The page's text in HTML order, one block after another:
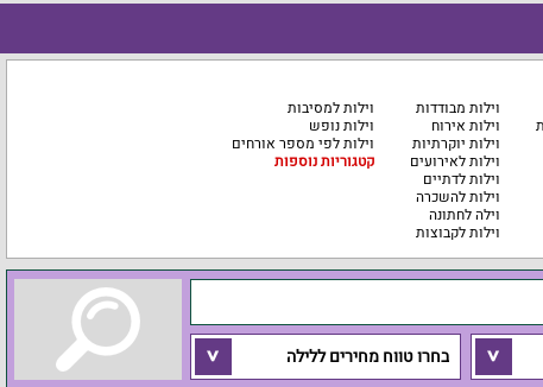
וילות מבודדות
וילות אירוח
וילות יוקרתיות
וילות לאירועים
וילות לדתיים
וילות להשכרה
וילה לחתונה
וילות לקבוצות
וילות למסיבות
וילות נופש
וילות לפי מספר אורחים
קטגוריות נוספות
בחרו טווח מחירים ללילה